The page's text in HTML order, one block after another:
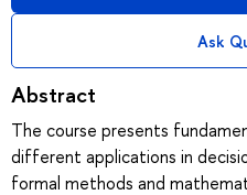
Ask
Abstract
The course presents
different applications in
formal methods and